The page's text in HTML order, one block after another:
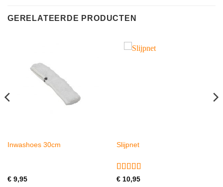
GERELATEERDE PRODUCTEN
Inwashoes 30cm
€9,95
Slijpnet
Gewaardeerd
€10,95